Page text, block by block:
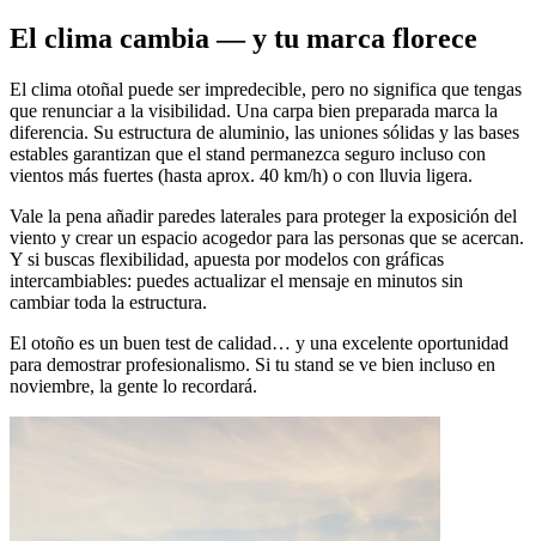
El clima cambia — y tu marca florece
El clima otoñal puede ser impredecible, pero no significa que tengas
que renunciar a la visibilidad. Una carpa bien preparada marca la
diferencia. Su estructura de aluminio, las uniones sólidas y las bases
estables garantizan que el stand permanezca seguro incluso con
vientos más fuertes (hasta aprox. 40 km/h) o con lluvia ligera.
Vale la pena añadir paredes laterales para proteger la exposición del
viento y crear un espacio acogedor para las personas que se acercan.
Y si buscas flexibilidad, apuesta por modelos con gráficas
intercambiables: puedes actualizar el mensaje en minutos sin
cambiar toda la estructura.
El otoño es un buen test de calidad… y una excelente oportunidad
para demostrar profesionalismo. Si tu stand se ve bien incluso en
noviembre, la gente lo recordará.